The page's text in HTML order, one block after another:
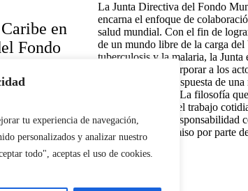
tu experiencia de navegación,
personalizados y analizar nuestro
todo", aceptas el uso de cookies.
en
Fondo
La Junta Directiva del Fondo
encarna el enfoque de
salud mundial. Con el fin de
de un mundo libre de la carga
tuberculosis y la malaria, la Junta
diseñada para incorporar a los
principales de la respuesta de una
inclusiva y eficaz. La filosofía
Fondo Mundial y el trabajo
Junta abarcan la responsabilidad
un fuerte compromiso por parte